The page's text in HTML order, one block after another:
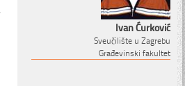
Ivan Ćurković
Sveučilište u Zagrebu
Građevinski fakultet